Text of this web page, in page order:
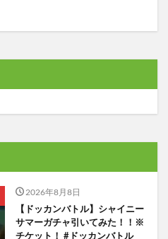
2026年8月8日
【ドッカンバトル】シャイニー
サマーガチャ引いてみた！！※
チケット！ #ドッカンバトル